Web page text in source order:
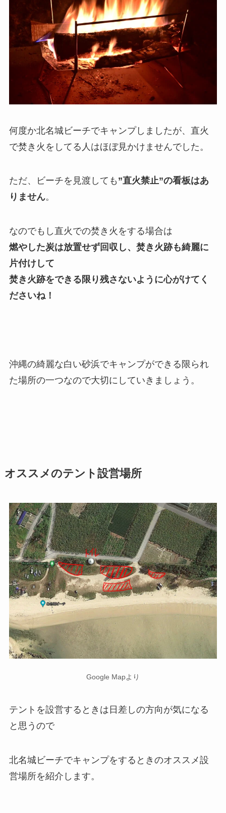
何度か北名城ビーチでキャンプしましたが、直火
で焚き火をしてる人はほぼ見かけませんでした。
ただ、ビーチを見渡しても ”直火禁止”の看板はあ
りません。
なのでもし直火での焚き火をする場合は
燃やした炭は放置せず回収し、焚き火跡も綺麗に
片付けして
焚き火跡をできる限り残さないように心がけてく
ださいね！
沖縄の綺麗な白い砂浜でキャンプができる限られ
た場所の一つなので大切にしていきましょう。
オススメのテント設営場所
Google Mapより
テントを設営するときは日差しの方向が気になる
と思うので
北名城ビーチでキャンプをするときのオススメ設
営場所を紹介します。